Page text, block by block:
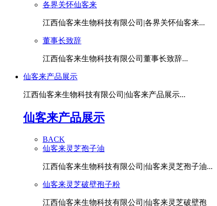
各界关怀仙客来
江西仙客来生物科技有限公司|各界关怀仙客来...
董事长致辞
江西仙客来生物科技有限公司董事长致辞...
仙客来产品展示
江西仙客来生物科技有限公司|仙客来产品展示...
仙客来产品展示
BACK
仙客来灵芝孢子油
江西仙客来生物科技有限公司|仙客来灵芝孢子油...
仙客来灵芝破壁孢子粉
江西仙客来生物科技有限公司|仙客来灵芝破壁孢